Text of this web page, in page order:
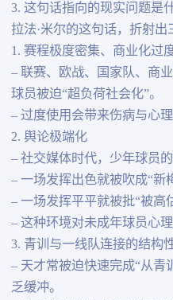
3. 这句话指向的现实问题是
拉法·米尔的这句话，折射出
1. 赛程极度密集、商业化过
– 联赛、欧战、国家队、商
球员被迫“超负荷社会化”。
– 过度使用会带来伤病与心理
2. 舆论极端化
– 社交媒体时代，少年球员
– 一场发挥出色就被吹成“新
– 一场发挥平平就被批“被高
– 这种环境对未成年球员心理
3. 青训与一线队连接的结构
– 天才常被迫快速完成“从青
乏缓冲。